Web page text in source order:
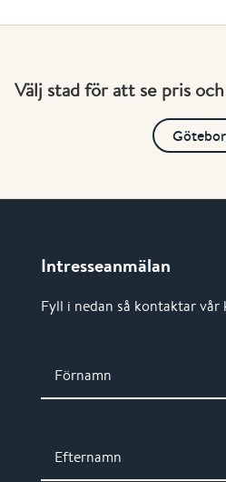
Välj stad för att se pris
Intresseanmälan
Fyll i nedan så kontaktar vår
Förnamn
Efternamn